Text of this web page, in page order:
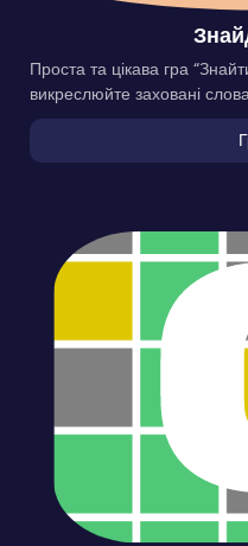
Проста та цікава гра
викреслюйте заховані